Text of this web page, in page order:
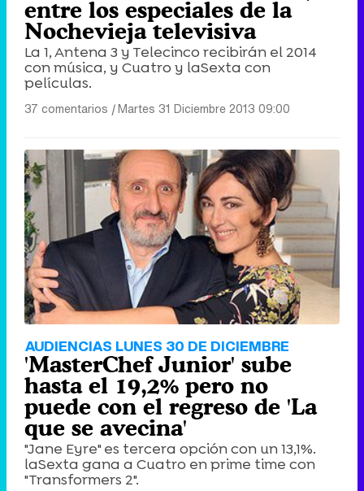
entre los especiales de la
Nochevieja televisiva
La 1, Antena 3 y Telecinco recibirán el 2014
con música, y Cuatro y laSexta con
películas.
37 comentarios |Martes 31 Diciembre 2013 09:00
AUDIENCIAS LUNES 30 DE DICIEMBRE
'MasterChef Junior' sube
hasta el 19,2% pero no
puede con el regreso de 'La
que se avecina'
"Jane Eyre" es tercera opción con un 13,1%.
laSexta gana a Cuatro en prime time con
"Transformers 2".